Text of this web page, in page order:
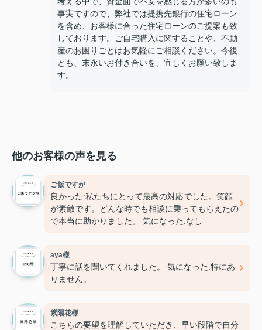
事実ですので、弊社では提携先銀行の住宅ローン
を含め、お客様に合った住宅ローンのご提案も致
しております。ご自宅購入に関することや、不動
産のお困りごとはお気軽にご相談ください。今後
とも、末永いお付き合いを、宜しくお願い致しま
す。
他のお客様の声を見る
ご飯ですが
良かった:私たちにとって最高の対応でした。笑顔
が素敵です。どんな時でも相談に乗ってもらえたの
で本当に助かりました。 気になった:なし
aya様
丁寧に話を聞いてくれました。 気になった:特にあ
りません。
紫陽花様
こちらの要望を理解していただき、早い段階で自分